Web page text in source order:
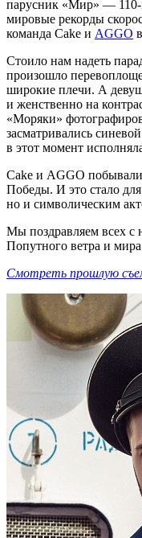
парусник «Мир» — 110-
мировые рекорды
команда Cake и AGGO
Стоило нам надеть
произошло
широкие плечи. А
и женственно на
«Моряки»
засматривались
в этот момент
Cake и AGGO
Победы. И это стало
но и символическим
Мы поздравляем всех с
Попутного ветра и
Смотреть прошлую